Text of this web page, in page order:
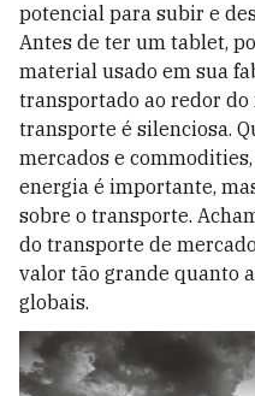
potencial para subir e
Antes de ter um tablet,
material usado em sua
transportado ao redor do
transporte é silenciosa.
mercados e
energia é importante,
sobre o transporte.
do transporte de
valor tão grande quanto
globais.